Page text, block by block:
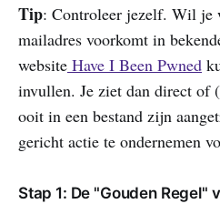
Tip: Controleer jezelf. Wil je
mailadres voorkomt in
website Have I Been Pwned
invullen. Je ziet dan direct of
ooit in een bestand zijn
gericht actie te ondernemen
Stap 1: De "Gouden Regel"